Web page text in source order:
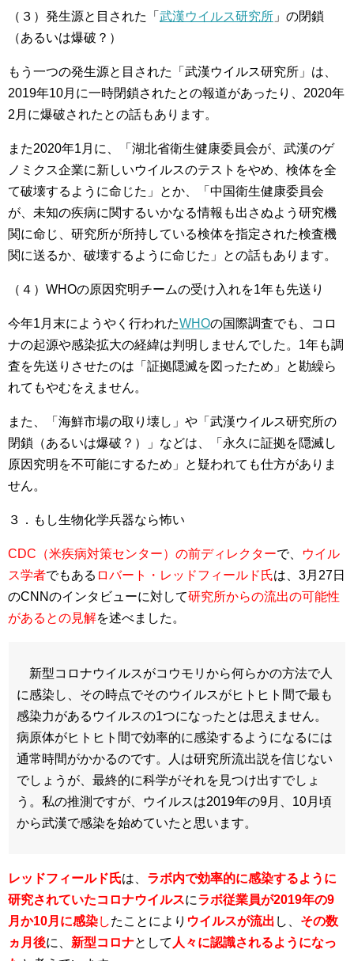
（３）発生源と目された「 武漢ウイルス研究所 」の閉鎖
（あるいは爆破？）
もう一つの発生源と目された「武漢ウイルス研究所」は、
2019年10月に一時閉鎖されたとの報道があったり、2020年
2月に爆破されたとの話もあります。
また2020年1月に、「湖北省衛生健康委員会が、武漢のゲ
ノミクス企業に新しいウイルスのテストをやめ、検体を全
て破壊するように命じた」とか、「中国衛生健康委員会
が、未知の疾病に関するいかなる情報も出さぬよう研究機
関に命じ、研究所が所持している検体を指定された検査機
関に送るか、破壊するように命じた」との話もあります。
（４）WHOの原因究明チームの受け入れを1年も先送り
今年1月末にようやく行われたWHOの国際調査でも、コロ
ナの起源や感染拡大の経緯は判明しませんでした。1年も調
査を先送りさせたのは「証拠隠滅を図ったため」と勘繰ら
れてもやむをえません。
また、「海鮮市場の取り壊し」や「武漢ウイルス研究所の
閉鎖（あるいは爆破？）」などは、「永久に証拠を隠滅し
原因究明を不可能にするため」と疑われても仕方がありま
せん。
３．もし生物化学兵器なら怖い
CDC（米疾病対策センター）の前ディレクターで、
ウイル
ス学者でもある ロバート・レッドフィールド氏は、3月27日
のCNNのインタビューに対して研究所からの流出の可能性
があるとの見解を述べました。
新型コロナウイルスがコウモリから何らかの方法で人
に感染し、その時点でそのウイルスがヒトヒト間で最も
感染力があるウイルスの1つになったとは思えません。
病原体がヒトヒト間で効率的に感染するようになるには
通常時間がかかるのです。人は研究所流出説を信じない
でしょうが、最終的に科学がそれを見つけ出すでしょ
う。私の推測ですが、ウイルスは2019年の9月、10月頃
から武漢で感染を始めていたと思います。
レッドフィールド氏は、 ラボ内で効率的に感染するように
研究されていたコロナウイルスにラボ従業員が2019年の9
月か10月に感染したことにより ウイルスが流出 し、 その数
ヵ月後に、 新型コロナとして 人々に認識されるようになっ